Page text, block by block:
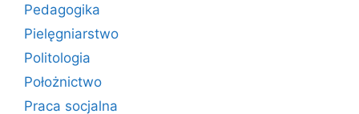
Pedagogika
Pielęgniarstwo
Politologia
Położnictwo
Praca socjalna